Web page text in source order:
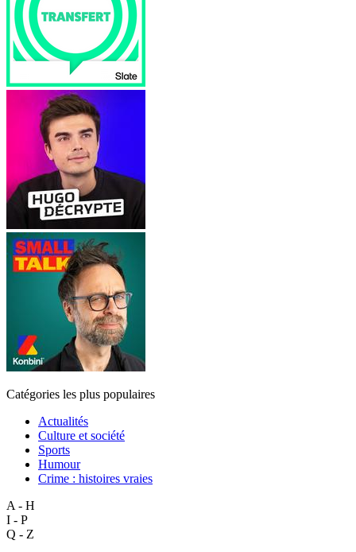
Catégories les plus populaires
Actualités
Culture et société
Sports
Humour
Crime : histoires vraies
A - H
I - P
Q - Z